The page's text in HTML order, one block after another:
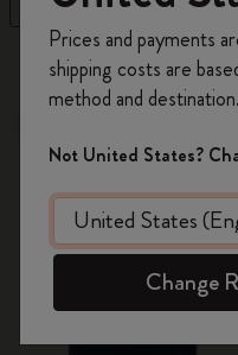
de remise ainsi
sur votre
code
Créez un compte
offres exclusives,
membres et
Prices and payments
shipping costs are
method and destination.
Not United States?
Change